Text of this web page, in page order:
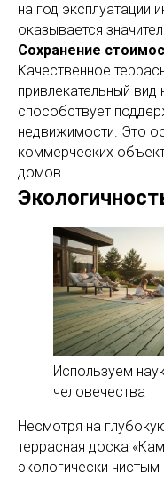
на год эксплуатации
оказывается
Сохранение
Качественное
привлекательный вид
способствует
недвижимости. Это
коммерческих
домов.
Используем
человечества
Несмотря на
террасная доска
экологически